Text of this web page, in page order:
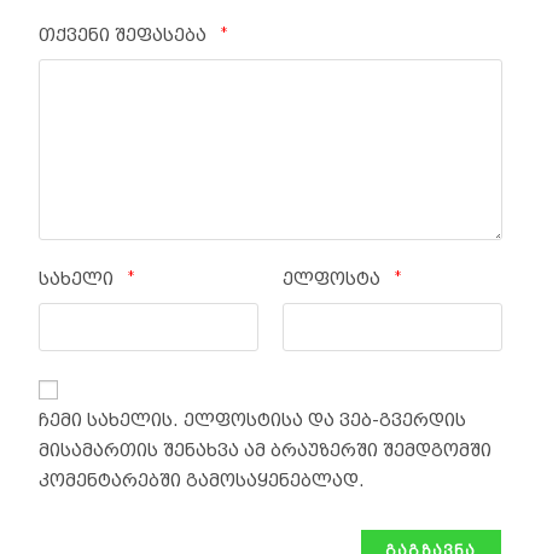
თქვენი შეფასება *
სახელი * ელფოსტა *
ჩემი სახელის. ელფოსტისა და ვებ-გვერდის
მისამართის შენახვა ამ ბრაუზერში შემდგომში
კომენტარებში გამოსაყენებლად.